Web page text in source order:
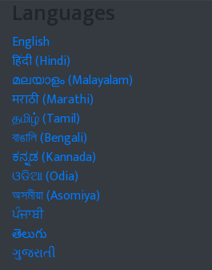
Languages
English
हिंदी (Hindi)
മലയാളം (Malayalam)
मराठी (Marathi)
தமிழ் (Tamil)
বাঙালি (Bengali)
ಕನ್ನಡ (Kannada)
ଓଡିଆ (Odia)
অসমীয়া (Asomiya)
ਪੰਜਾਬੀ
తెలుగు
ગુજરાતી